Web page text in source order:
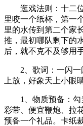
逛戏法则：十二位
里咬一个纸杯，第一
里的水传到第二个家
推，最初哪队剩下的
后，就不克不及够用
2、歌词：一闪一
上放，好象天上小眼
1、物质预备：勾
彩带、便宜鞭炮、拉
预备一个礼品。卡纸